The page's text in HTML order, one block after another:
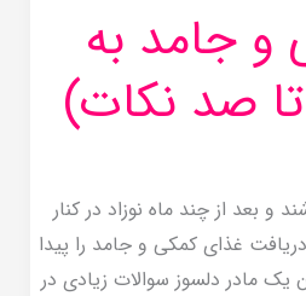
و جامد به
صد نکات)
و بعد از چند ماه نوزاد در کنار
دریافت غذای کمکی و جامد را پیدا
یک مادر دلسوز سوالات زیادی در